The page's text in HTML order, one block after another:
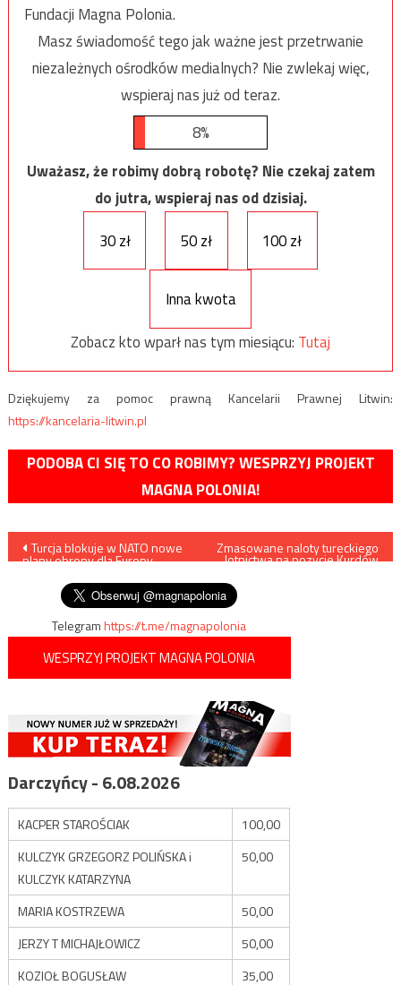
Fundacji Magna Polonia.
Masz świadomość tego jak ważne jest przetrwanie
niezależnych ośrodków medialnych? Nie zwlekaj więc,
wspieraj nas już od teraz.
8%
Uważasz, że robimy dobrą robotę? Nie czekaj zatem
do jutra, wspieraj nas od dzisiaj.
30 zł
50 zł 100 zł
Inna kwota
Zobacz kto wparł nas tym miesiącu: Tutaj
Dziękujemy za pomoc prawną Kancelarii Prawnej Litwin:
https://kancelaria-litwin.pl
PODOBA CI SIĘ TO CO ROBIMY? WESPRZYJ PROJEKT
MAGNA POLONIA!
Nawigacja
wpisu
Turcja blokuje w NATO nowe
plany obrony dla Europy
Zmasowane naloty tureckiego
lotnictwa na pozycje Kurdów
Telegramhttps://t.me/magnapolonia
WESPRZYJ PROJEKT MAGNA POLONIA
Darczyńcy - 6.08.2026
KACPER STAROŚCIAK
100,00
KULCZYK GRZEGORZ POLIŃSKA i
KULCZYK KATARZYNA
50,00
MARIA KOSTRZEWA
50,00
JERZY T MICHAJŁOWICZ
50,00
KOZIOŁ BOGUSŁAW
35,00